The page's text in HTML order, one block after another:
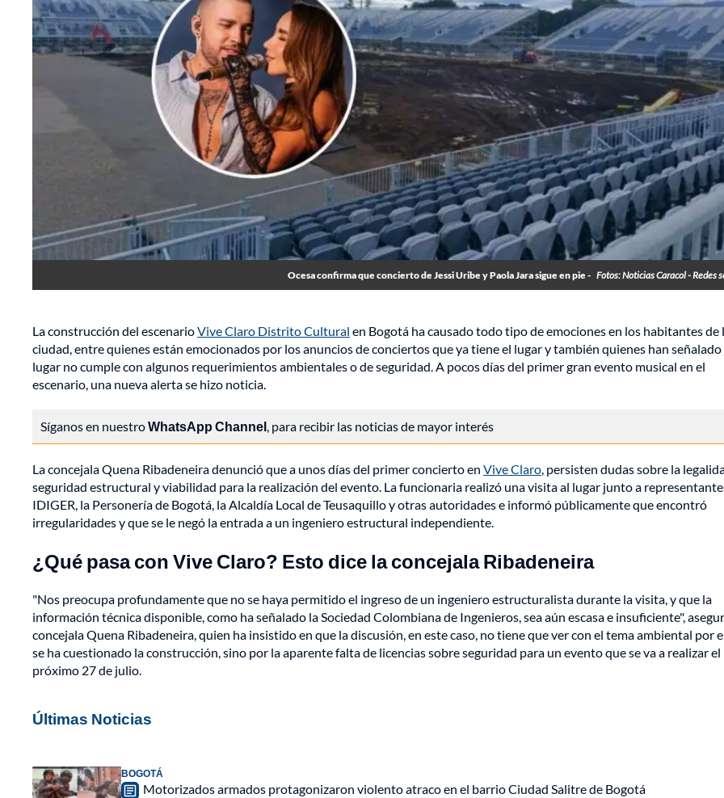
Ocesa confirma que concierto de Jessi Uribe y Paola Jara sigue en pie - Fotos: Noticias Caracol - Redes
La construcción del escenarioVive Claro Distrito Cultural en Bogotá ha causado todo tipo de emociones en los habitantes de
ciudad, entre quienes están emocionados por los anuncios de conciertos que ya tiene el lugar y también quienes han señalado
lugar no cumple con algunos requerimientos ambientales o de seguridad. A pocos días del primer gran evento musical en el
escenario, una nueva alerta se hizo noticia.
Síganos en nuestroWhatsApp Channel, para recibir las noticias de mayor interés
La concejala Quena Ribadeneira denunció que a unos días del primer concierto en Vive Claro, persisten dudas sobre la
seguridad estructural y viabilidad para la realización del evento. La funcionaria realizó una visita al lugar junto a
IDIGER, la Personería de Bogotá, la Alcaldía Local de Teusaquillo y otras autoridades e informó públicamente que encontró
irregularidades y que se le negó la entrada a un ingeniero estructural independiente.
¿Qué pasa con Vive Claro? Esto dice la concejala Ribadeneira
"Nos preocupa profundamente que no se haya permitido el ingreso de un ingeniero estructuralista durante la visita, y que la
información técnica disponible, como ha señalado la Sociedad Colombiana de Ingenieros, sea aún escasa e insuficiente",
concejala Quena Ribadeneira, quien ha insistido en que la discusión, en este caso, no tiene que ver con el tema ambiental por
se ha cuestionado la construcción, sino por la aparente falta de licencias sobre seguridad para un evento que se va a realizar el
próximo 27 de julio.
Últimas Noticias
BOGOTÁ
Motorizados armados protagonizaron violento atraco en el barrio Ciudad Salitre de Bogotá